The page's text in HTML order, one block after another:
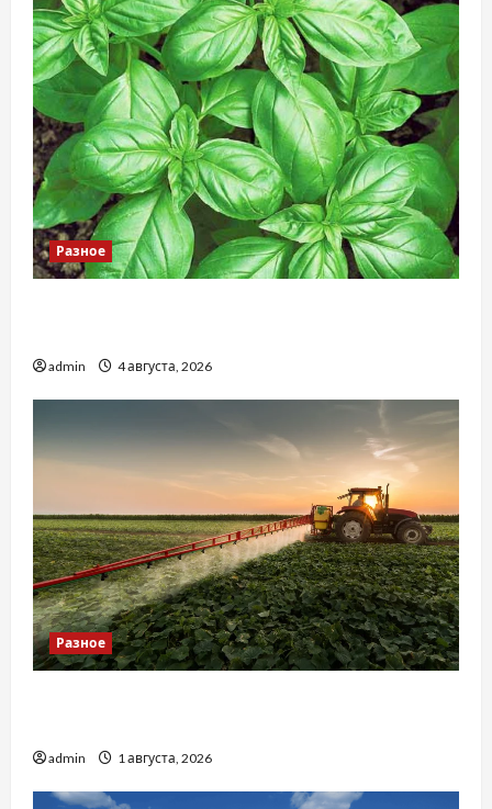
Разное
admin 4 августа, 2026
Разное
admin 1 августа, 2026